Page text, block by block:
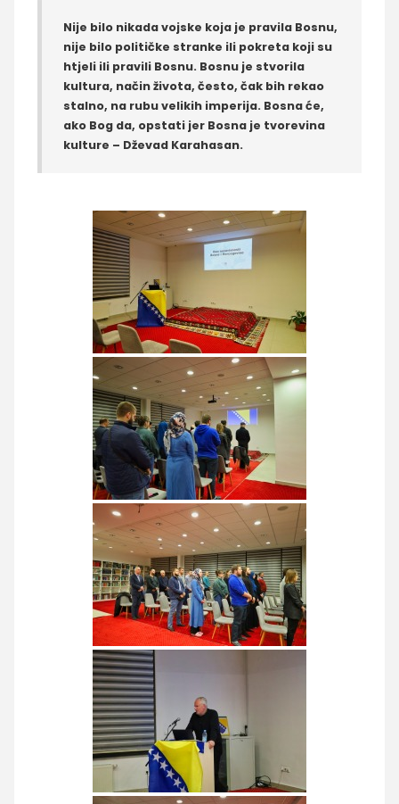
Nije bilo nikada vojske koja je pravila Bosnu,
nije bilo političke stranke ili pokreta koji su
htjeli ili pravili Bosnu. Bosnu je stvorila
kultura, način života, često, čak bih rekao
stalno, na rubu velikih imperija. Bosna će,
ako Bog da, opstati jer Bosna je tvorevina
kulture – Dževad Karahasan.